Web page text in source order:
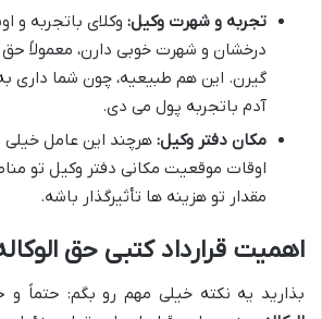
تجربه و شهرت وکیل: وکلای باتجربه و
درخشان و شهرت خوبی دارن، معمولاً حق
گیرن. این هم طبیعیه، چون شما داری
آدم باتجربه پول می دی.
مکان دفتر وکیل: هرچند این عامل
اوقات موقعیت مکانی دفتر وکیل تو
مقدار تو هزینه ها تأثیرگذار باشه.
اهمیت قرارداد کتبی حق
بذارید یه نکته خیلی مهم رو بگم: حتماً و